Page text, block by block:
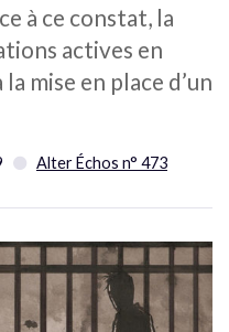
à ce constat, la
actives en
mise en place d’un
Alter Échos n° 473